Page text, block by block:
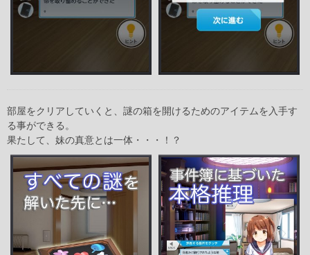
部屋をクリアしていくと、謎の箱を開けるためのアイテムを入手す
る事ができる。
果たして、妹の真意とは一体・・・！？